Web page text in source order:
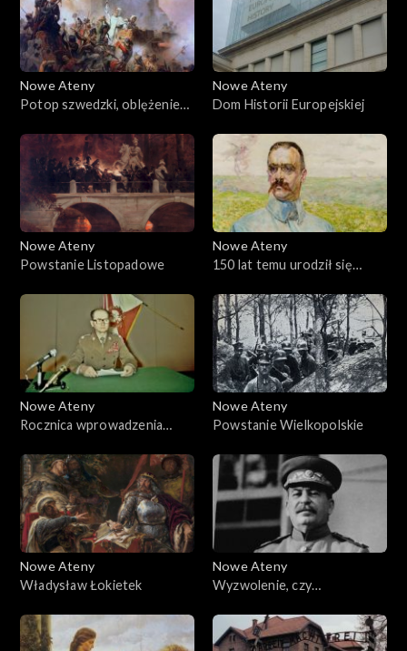
Nowe Ateny
Potop szwedzki, oblężenie
Matki Boskiej
Częstochowskiej
Nowe Ateny
Dom Historii Europejskiej
Nowe Ateny
Powstanie Listopadowe
Nowe Ateny
150 lat temu urodził się
Nowe Ateny
Rocznica wprowadzenia
1981
Nowe Ateny
Powstanie Wielkopolskie
Nowe Ateny
Władysław Łokietek
Nowe Ateny
Wyzwolenie, czy
Polsce